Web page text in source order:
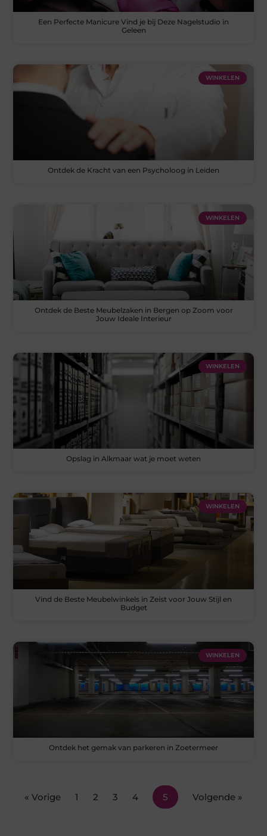
Een Perfecte Manicure Vind je bij Deze Nagelstudio in
Geleen
WINKELEN
Ontdek de Kracht van een Psycholoog in Leiden
WINKELEN
Ontdek de Beste Meubelzaken in Bergen op Zoom voor
Jouw Ideale Interieur
WINKELEN
Opslag in Alkmaar wat je moet weten
WINKELEN
Vind de Beste Meubelwinkels in Zeist voor Jouw Stijl en
Budget
WINKELEN
Ontdek het gemak van parkeren in Zoetermeer
« Vorige 1 2 3 4 5 Volgende »